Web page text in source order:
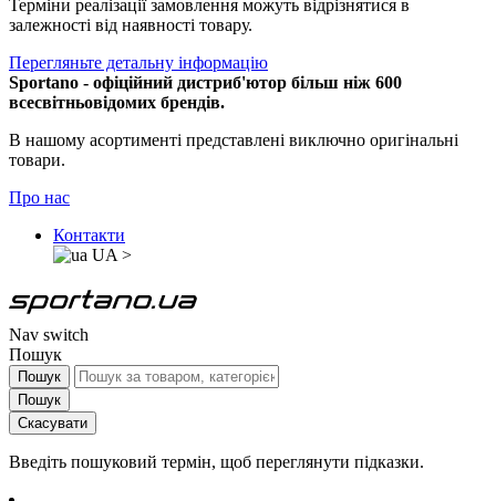
Терміни реалізації замовлення можуть відрізнятися в
залежності від наявності товару.
Перегляньте детальну інформацію
Sportano - офіційний дистриб'ютор більш ніж 600
всесвітньовідомих брендів.
В нашому асортименті представлені виключно оригінальні
товари.
Про нас
Контакти
UA >
Nav switch
Пошук
Пошук
Пошук
Скасувати
Введіть пошуковий термін, щоб переглянути підказки.